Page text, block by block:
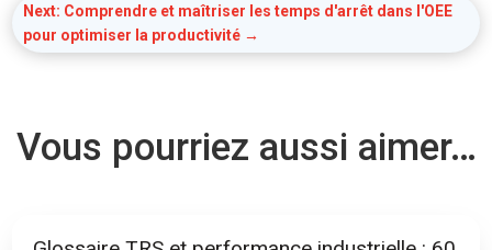
Next: Comprendre et maîtriser les temps d'arrêt dans l'OEE
pour optimiser la productivité →
Vous pourriez aussi aimer…